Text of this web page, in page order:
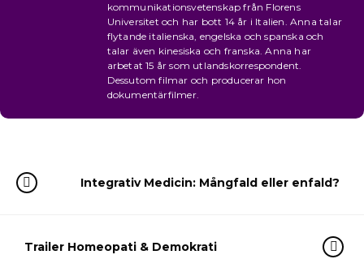
kommunikationsvetenskap från Florens
Universitet och har bott 14 år i Italien. Anna talar
flytande italienska, engelska och spanska och
talar även kinesiska och franska. Anna har
arbetat 15 år som utlandskorrespondent.
Dessutom filmar och producerar hon
dokumentärfilmer.
Integrativ Medicin: Mångfald eller enfald?
Trailer Homeopati & Demokrati